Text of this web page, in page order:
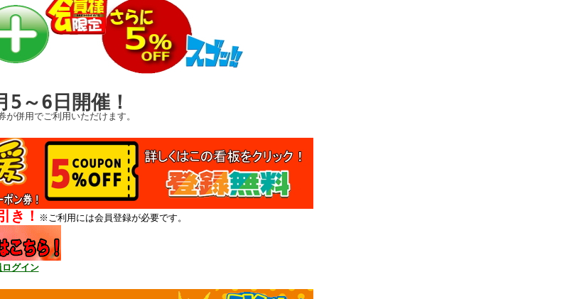
開催！
用いただけます。
き！ ※ご利用には会員登録が必要です。
グイン